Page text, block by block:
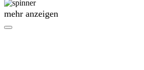
mehr anzeigen